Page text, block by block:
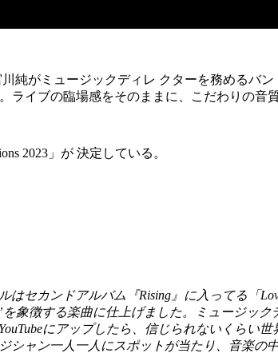
純がミュージックディレ クターを務めるバ
ライブの臨場感をそのままに、こだわりの音
2023 」が 決定している。
カンドアルバム『Rising』に入ってる「
象徴する楽曲に仕上げました。ミュージッ
にアップしたら、信じられないくらい
ャン一人一人にスポットが当たり、音楽